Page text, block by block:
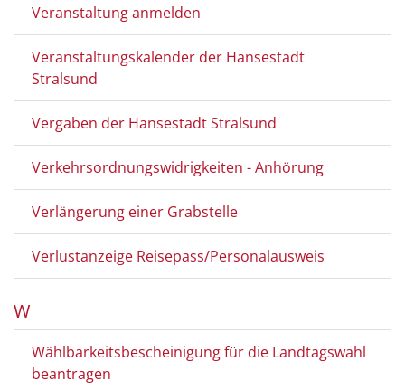
Veranstaltung anmelden
Veranstaltungskalender der Hansestadt
Stralsund
Vergaben der Hansestadt Stralsund
Verkehrsordnungswidrigkeiten - Anhörung
Verlängerung einer Grabstelle
Verlustanzeige Reisepass/Personalausweis
W
Wählbarkeitsbescheinigung für die Landtagswahl
beantragen